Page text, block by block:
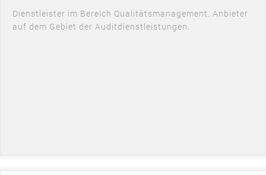
Dienstleister im Bereich Qualitätsmanagement. Anbieter
auf dem Gebiet der Auditdienstleistungen.